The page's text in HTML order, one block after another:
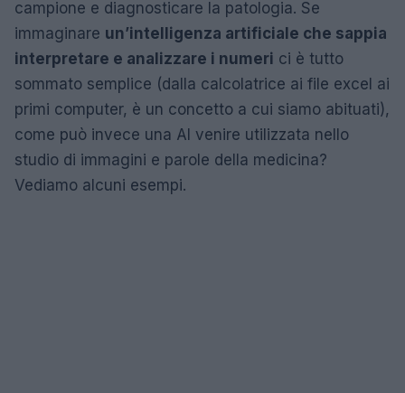
campione e diagnosticare la patologia. Se
immaginare un’intelligenza artificiale che sappia
interpretare e analizzare i numeri ci è tutto
sommato semplice (dalla calcolatrice ai file excel ai
primi computer, è un concetto a cui siamo abituati),
come può invece una AI venire utilizzata nello
studio di immagini e parole della medicina?
Vediamo alcuni esempi.